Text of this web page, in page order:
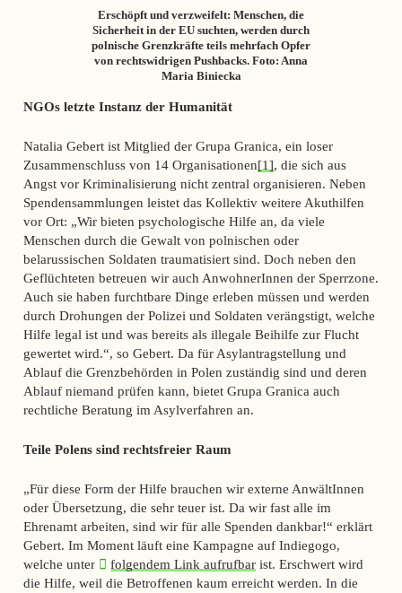
Erschöpft und verzweifelt: Menschen, die
Sicherheit in der EU suchten, werden durch
polnische Grenzkräfte teils mehrfach Opfer
von rechtswidrigen Pushbacks. Foto: Anna
Maria Biniecka
NGOs letzte Instanz der Humanität
Natalia Gebert ist Mitglied der Grupa Granica, ein loser
Zusammenschluss von 14 Organisationen[1], die sich aus
Angst vor Kriminalisierung nicht zentral organisieren. Neben
Spendensammlungen leistet das Kollektiv weitere Akuthilfen
vor Ort: „Wir bieten psychologische Hilfe an, da viele
Menschen durch die Gewalt von polnischen oder
belarussischen Soldaten traumatisiert sind. Doch neben den
Geflüchteten betreuen wir auch AnwohnerInnen der Sperrzone.
Auch sie haben furchtbare Dinge erleben müssen und werden
durch Drohungen der Polizei und Soldaten verängstigt, welche
Hilfe legal ist und was bereits als illegale Beihilfe zur Flucht
gewertet wird.“, so Gebert. Da für Asylantragstellung und
Ablauf die Grenzbehörden in Polen zuständig sind und deren
Ablauf niemand prüfen kann, bietet Grupa Granica auch
rechtliche Beratung im Asylverfahren an.
Teile Polens sind rechtsfreier Raum
„Für diese Form der Hilfe brauchen wir externe AnwältInnen
oder Übersetzung, die sehr teuer ist. Da wir fast alle im
Ehrenamt arbeiten, sind wir für alle Spenden dankbar!“ erklärt
Gebert. Im Moment läuft eine Kampagne auf Indiegogo,
welche unter
folgendem Link aufrufbar ist. Erschwert wird
die Hilfe, weil die Betroffenen kaum erreicht werden. In die